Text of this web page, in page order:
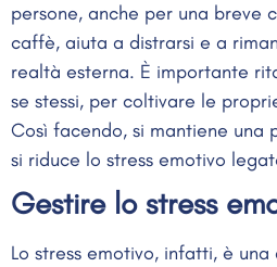
persone, anche per una breve
caffè, aiuta a distrarsi e a
realtà esterna. È importante
se stessi, per coltivare le
Così facendo, si mantiene una
si riduce lo stress emotivo
Gestire lo stress
Lo stress emotivo, infatti, è